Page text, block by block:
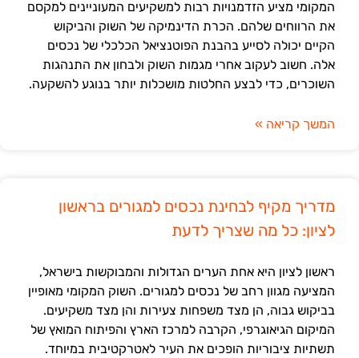
המקומי מציע הזדמנויות רבות למשקיעים המעוניינים למקסם
את הרווחים שלהם. הכרת הדינמיקה של השוק והביקוש
הקיים יכולה לסייע בהבנת הפוטנציאל הכלכלי של נכסים
אלה. חשוב לעקוב אחרי מגמות השוק ולבחון את התנהגות
השוכרים, כדי לבצע החלטות מושכלות יותר בנוגע להשקעה.
המשך קריאה »
מדריך מקיף לבחינת נכסים למגורים בראשון
לציון: כל מה שצריך לדעת
ראשון לציון היא אחת הערים הגדולות והמבוקשות בישראל,
המציעה מגוון רחב של נכסים למגורים. השוק המקומי מאופיין
בביקוש גבוה, הן מצד משפחות צעירות והן מצד משקיעים.
המיקום הגיאוגרפי, הקרבה למרכז הארץ והפיתוח המואץ של
תשתיות ציבוריות הופכים את העיר לאטרקטיבית במיוחד.